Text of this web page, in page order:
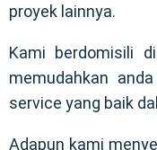
proyek lainnya.
Kami berdomisili
memudahkan
service yang baik
Adapun kami